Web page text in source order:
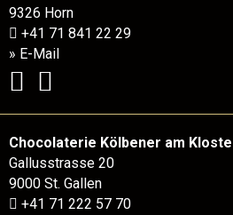
9326 Horn
+41 71 841 22 29
» E-Mail
Chocolaterie Kölbener am
Gallusstrasse 20
9000 St. Gallen
+41 71 222 57 70